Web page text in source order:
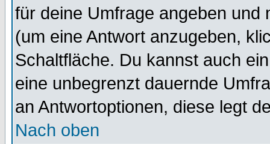
für deine Umfrage angeben und
(um eine Antwort anzugeben,
Schaltfläche. Du kannst auch
eine unbegrenzt dauernde
an Antwortoptionen, diese legt
Nach oben